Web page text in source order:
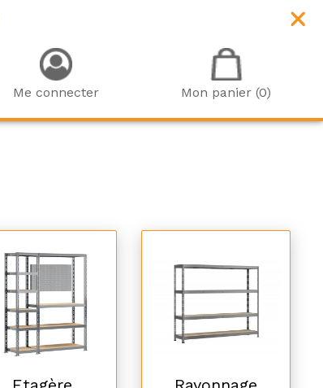
Me connecter Mon panier (0)